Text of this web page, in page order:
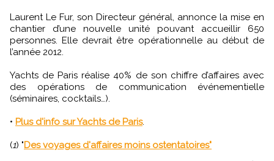
Laurent Le Fur, son Directeur général, annonce la mise en
chantier d’une nouvelle unité pouvant accueillir 650
personnes. Elle devrait être opérationnelle au début de
l’année 2012.
Yachts de Paris réalise 40% de son chiffre d’affaires avec
des opérations de communication événementielle
(séminaires, cocktails…).
• Plus d'info sur Yachts de Paris.
(1) "Des voyages d'affaires moins ostentatoires"